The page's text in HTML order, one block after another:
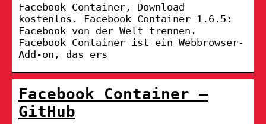
Facebook Container, Download
kostenlos. Facebook Container 1.6.5:
Facebook von der Welt trennen.
Facebook Container ist ein Webbrowser-
Add-on, das ers
Facebook Container –
GitHub